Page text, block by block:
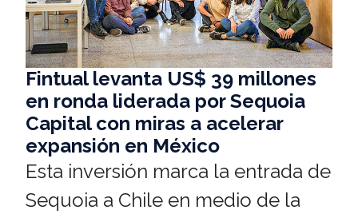
Fintual levanta US$ 39 millones
en ronda liderada por Sequoia
Capital con miras a acelerar
expansión en México
Esta inversión marca la entrada de
Sequoia a Chile en medio de la